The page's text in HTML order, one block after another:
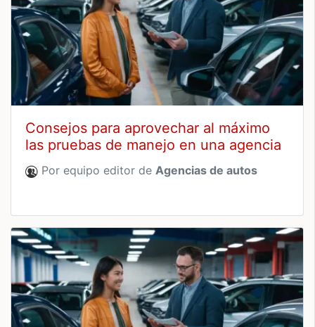
Consejos para aprovechar al máximo
las pruebas de manejo en una agencia
Por equipo editor de Agencias de autos